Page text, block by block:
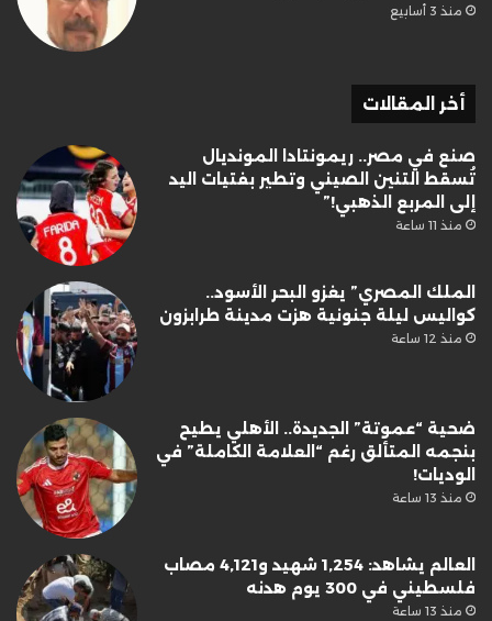
منذ 3 أسابيع
أخر المقالات
صنع في مصر.. ريمونتادا المونديال
تُسقط التنين الصيني وتطير بفتيات اليد
إلى المربع الذهبي!”
منذ 11 ساعة
الملك المصري” يغزو البحر الأسود..
كواليس ليلة جنونية هزت مدينة طرابزون
منذ 12 ساعة
ضحية “عموتة” الجديدة.. الأهلي يطيح
بنجمه المتألق رغم “العلامة الكاملة” في
الوديات!
منذ 13 ساعة
العالم يشاهد: 1,254 شهيد و4,121 مصاب
فلسطيني في 300 يوم هدنه
منذ 13 ساعة